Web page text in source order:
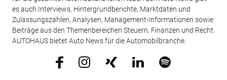
es auch Interviews, Hintergrundberichte, Marktdaten und
Zulassungszahlen, Analysen, Management-Informationen sowie
Beiträge aus den Themenbereichen Steuern, Finanzen und Recht.
AUTOHAUS bietet Auto News für die Automobilbranche.